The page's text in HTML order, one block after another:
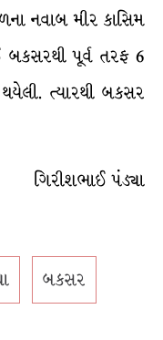
નવાબ મીર કાસિમ
પૂર્વ તરફ 6
ત્યારથી બકસર
ગિરીશભાઈ પંડ્યા
બકસર